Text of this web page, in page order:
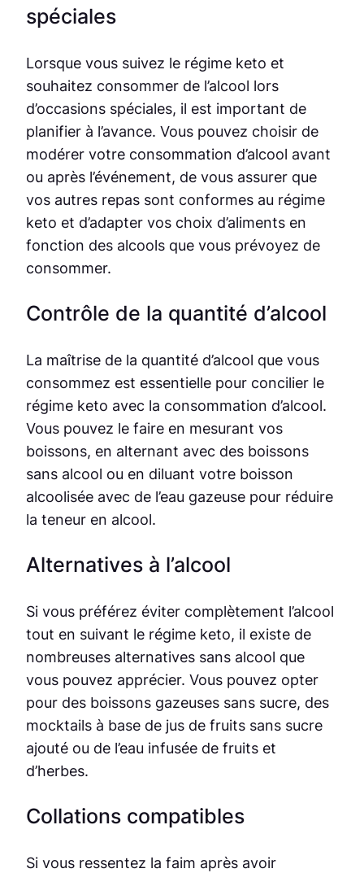
spéciales
Lorsque vous suivez le régime keto et
souhaitez consommer de l’alcool lors
d’occasions spéciales, il est important de
planifier à l’avance. Vous pouvez choisir de
modérer votre consommation d’alcool avant
ou après l’événement, de vous assurer que
vos autres repas sont conformes au régime
keto et d’adapter vos choix d’aliments en
fonction des alcools que vous prévoyez de
consommer.
Contrôle de la quantité d’alcool
La maîtrise de la quantité d’alcool que vous
consommez est essentielle pour concilier le
régime keto avec la consommation d’alcool.
Vous pouvez le faire en mesurant vos
boissons, en alternant avec des boissons
sans alcool ou en diluant votre boisson
alcoolisée avec de l’eau gazeuse pour réduire
la teneur en alcool.
Alternatives à l’alcool
Si vous préférez éviter complètement l’alcool
tout en suivant le régime keto, il existe de
nombreuses alternatives sans alcool que
vous pouvez apprécier. Vous pouvez opter
pour des boissons gazeuses sans sucre, des
mocktails à base de jus de fruits sans sucre
ajouté ou de l’eau infusée de fruits et
d’herbes.
Collations compatibles
Si vous ressentez la faim après avoir